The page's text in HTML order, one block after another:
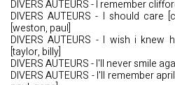
DIVERS AUTEURS - I remember
DIVERS AUTEURS - I should care
[weston, paul]
DIVERS AUTEURS - I wish i
[taylor, billy]
DIVERS AUTEURS - I'll never smile
DIVERS AUTEURS - I'll remember